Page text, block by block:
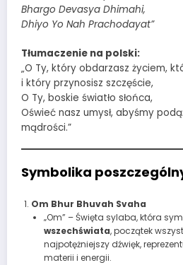
Bhargo Devasya Dhimahi,
Dhiyo Yo Nah Prachodayat”
Tłumaczenie na polski:
„O Ty, który obdarzasz życiem,
i który przynosisz szczęście,
O Ty, boskie światło słońca,
Oświeć nasz umysł, abyśmy
mądrości.”
Symbolika
Om Bhur Bhuvah Svaha
„Om” – Święta sylaba, która
wszechświata, początek
najpotężniejszy dźwięk,
materii i energii.